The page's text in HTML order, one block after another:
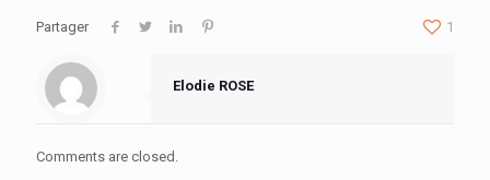
Partager 1
Elodie ROSE
Comments are closed.